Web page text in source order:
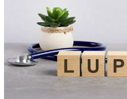
カテゴリで選ぶ